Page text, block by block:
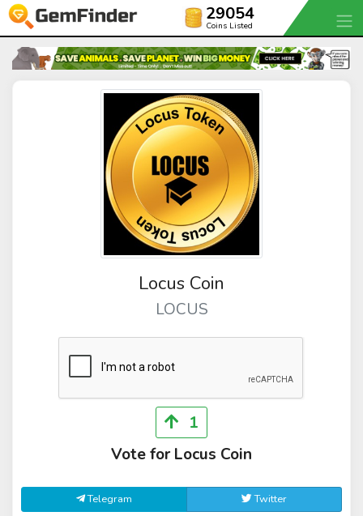
29054
Coins Listed
Locus Coin
LOCUS
1
Vote for Locus Coin
Telegram Twitter